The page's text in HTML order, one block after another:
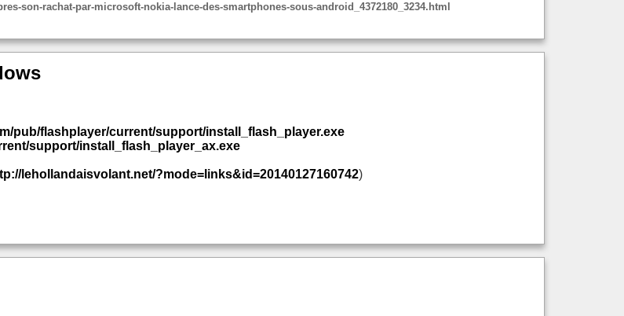
son-rachat-par-microsoft-nokia-lance-des-smartphones-sous-android_4372180_3234.html
pub/flashplayer/current/support/install_flash_player.exe
support/install_flash_player_ax.exe
lehollandaisvolant.net/?mode=links&id=20140127160742)